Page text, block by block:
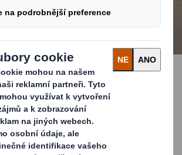
od01.07.2022do 31.08.2022.
však ani na důležitý odpočinek – v
také papírové stromy a